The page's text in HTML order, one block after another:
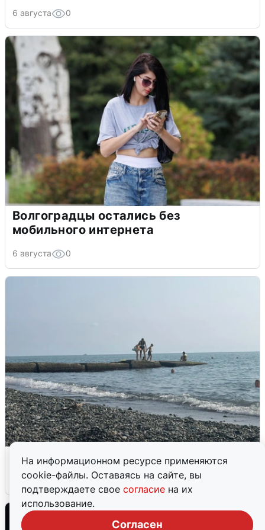
На информационном ресурсе применяются
cookie-файлы. Оставаясь на сайте, вы
подтверждаете свое согласие на их
использование.
Согласен
6 августа 0
Волгоградцы остались без
мобильного интернета
6 августа 0
Сирены в Сочи: новая угроза БПЛА
6 августа 0